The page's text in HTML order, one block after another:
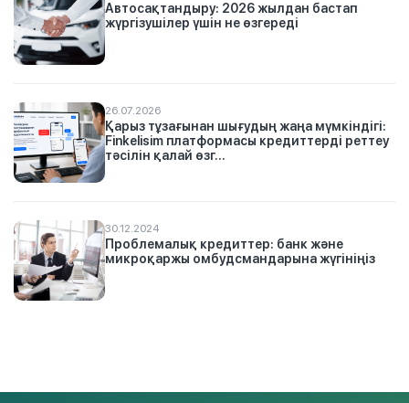
Автосақтандыру: 2026 жылдан бастап
жүргізушілер үшін не өзгереді
26.07.2026
Қарыз тұзағынан шығудың жаңа мүмкіндігі:
Finkelisim платформасы кредиттерді реттеу
тәсілін қалай өзг...
30.12.2024
Проблемалық кредиттер: банк және
микроқаржы омбудсмандарына жүгініңіз